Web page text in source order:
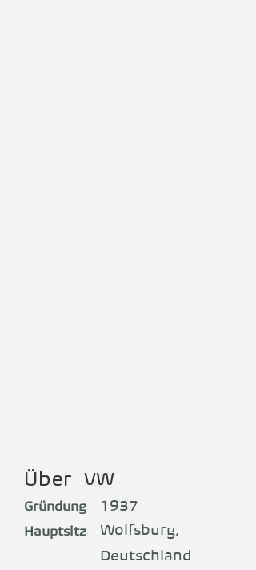
Über VW
Gründung
Hauptsitz
1937
Wolfsburg,
Deutschland